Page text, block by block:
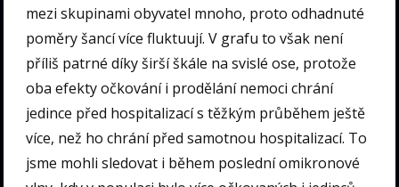
mezi skupinami obyvatel mnoho, proto odhadnuté
poměry šancí více fluktuují. V grafu to však není
příliš patrné díky širší škále na svislé ose, protože
oba efekty očkování i prodělání nemoci chrání
jedince před hospitalizací s těžkým průběhem ještě
více, než ho chrání před samotnou hospitalizací. To
jsme mohli sledovat i během poslední omikronové